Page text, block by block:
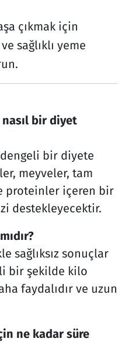
çıkmak için
sağlıklı yeme
bir diyet
bir diyete
meyveler, tam
proteinler içeren bir
destekleyecektir.
sağlıksız sonuçlar
bir şekilde kilo
faydalıdır ve uzun
ne kadar süre